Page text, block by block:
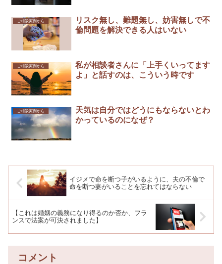
ご相談実例から
リスク無し、難題無し、妨害無しで不
倫問題を解決できる人はいない
ご相談実例から
私が相談者さんに「上手くいってます
よ」と話すのは、こういう時です
ご相談実例から
天気は自分ではどうにもならないとわ
かっているのになぜ？
イジメで命を断つ子がいるように、夫の不倫で
命を断つ妻がいることを忘れてはならない
【これは婚姻の義務になり得るのか否か、フラ
ンスで法案が可決されました】
コメント